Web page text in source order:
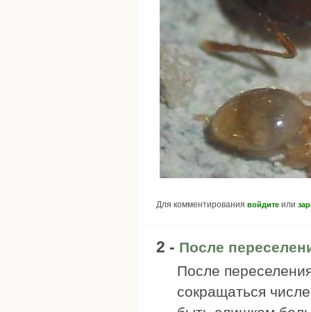
Для комментирования войдите или
2 - После
После
сокращаться